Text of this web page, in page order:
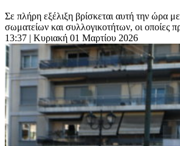
Σε πλήρη εξέλιξη βρίσκεται αυτή την ώρα
σωματείων και συλλογικοτήτων, οι οποίες
13:37 | Κυριακή 01 Μαρτίου 2026